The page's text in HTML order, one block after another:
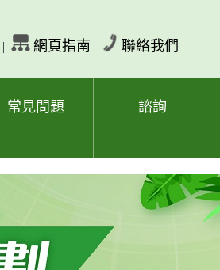
| 網頁指南 | 聯絡我們
常見問題 諮詢